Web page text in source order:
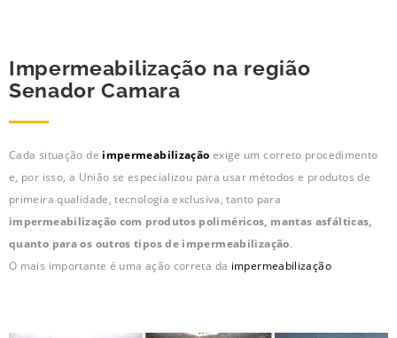
Impermeabilização na região
Senador Camara
Cada situação de impermeabilização exige um correto procedimento
e, por isso, a União se especializou para usar métodos e produtos de
primeira qualidade, tecnologia exclusiva, tanto para
impermeabilização com produtos poliméricos, mantas asfálticas,
quanto para os outros tipos de impermeabilização.
O mais importante é uma ação correta da impermeabilização